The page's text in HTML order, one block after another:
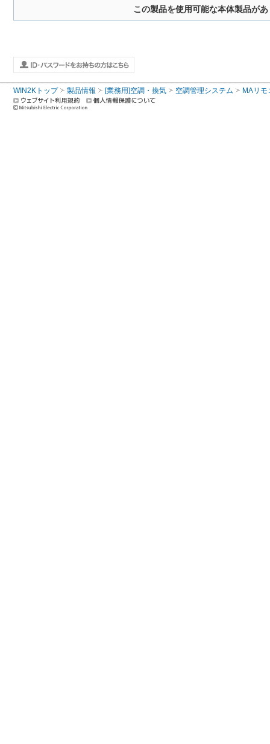
この製品を使用可能な本体製品が
WIN2Kトップ 製品情報 [業務用]空調・換気 空調管理システム MAリモ